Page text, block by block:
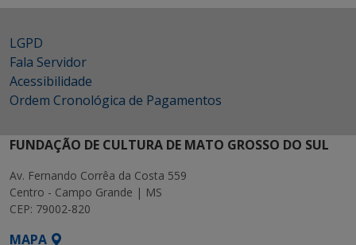
LGPD
Fala Servidor
Acessibilidade
Ordem Cronológica de Pagamentos
FUNDAÇÃO DE CULTURA DE MATO GROSSO DO SUL
Av. Fernando Corrêa da Costa 559
Centro - Campo Grande | MS
CEP: 79002-820
MAPA